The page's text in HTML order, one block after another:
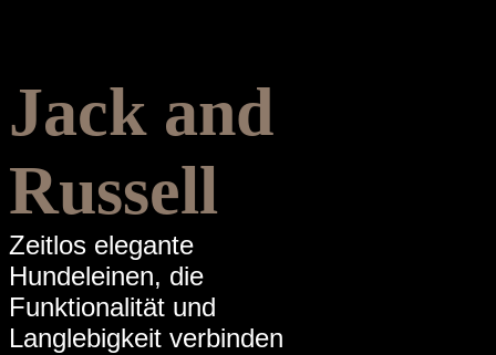
Jack and
Russell
Zeitlos elegante
Hundeleinen, die
Funktionalität und
Langlebigkeit verbinden